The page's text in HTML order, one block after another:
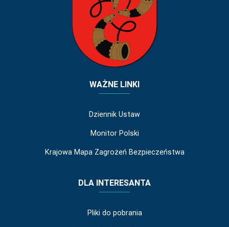
WAŻNE LINKI
Dziennik Ustaw
Monitor Polski
Krajowa Mapa Zagrożeń Bezpieczeństwa
DLA INTERESANTA
Pliki do pobrania